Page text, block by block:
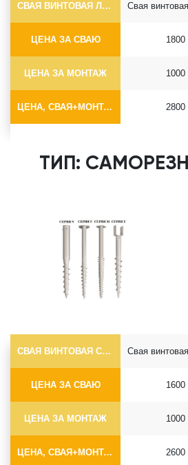
СВАЯ ВИНТОВАЯ ЛОПАСТНАЯ Ф89*6.5
ЦЕНА ЗА СВАЮ
ЦЕНА ЗА МОНТАЖ
ЦЕНА, СВАЯ+МОНТАЖ (БЕЗ ОГОЛОВКА)
1800
1000
2800
ТИП:
СВАЯ ВИНТОВАЯ САМОРЕЗ Ф73*5.5
ЦЕНА ЗА СВАЮ
ЦЕНА ЗА МОНТАЖ
ЦЕНА, СВАЯ+МОНТАЖ (БЕЗ ОГОЛОВКА)
1600
1000
2600